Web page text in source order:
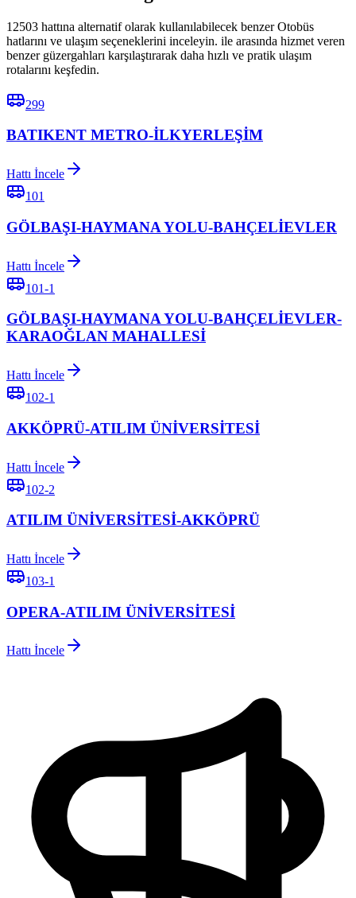
12503 hattına alternatif olarak kullanılabilecek benzer Otobüs
hatlarını ve ulaşım seçeneklerini inceleyin. ile arasında hizmet veren
benzer güzergahları karşılaştırarak daha hızlı ve pratik ulaşım
rotalarını keşfedin.
299
BATIKENT METRO-İLKYERLEŞİM
Hattı İncele
101
GÖLBAŞI-HAYMANA YOLU-BAHÇELİEVLER
Hattı İncele
101-1
GÖLBAŞI-HAYMANA YOLU-BAHÇELİEVLER-
KARAOĞLAN MAHALLESİ
Hattı İncele
102-1
AKKÖPRÜ-ATILIM ÜNİVERSİTESİ
Hattı İncele
102-2
ATILIM ÜNİVERSİTESİ-AKKÖPRÜ
Hattı İncele
103-1
OPERA-ATILIM ÜNİVERSİTESİ
Hattı İncele